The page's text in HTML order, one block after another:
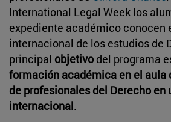
International Legal Week los
expediente académico conocen
internacional de los estudios de
principal objetivo del programa
formación académica en el aula
de profesionales del Derecho en
internacional.